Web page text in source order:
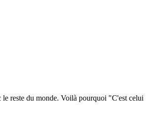
le reste du monde. Voilà pourquoi "C'est celui